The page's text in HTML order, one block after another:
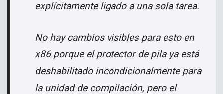
explícitamente ligado a una sola tarea.
No hay cambios visibles para esto en
x86 porque el protector de pila ya está
deshabilitado incondicionalmente para
la unidad de compilación, pero el